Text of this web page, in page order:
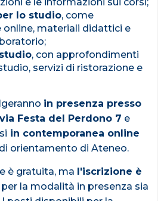
lo studio, come
materiali didattici e
, con approfondimenti
servizi di ristorazione e
in presenza presso
Festa del Perdono 7 e
in contemporanea online
orientamento di Ateneo.
è gratuita, ma l'iscrizione è
per la modalità in presenza sia